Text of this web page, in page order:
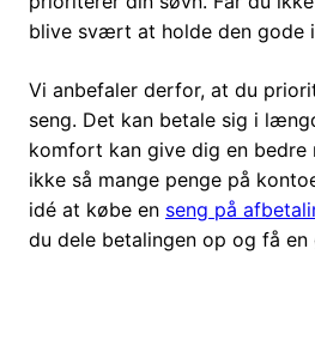
blive svært at holde den gode
Vi anbefaler derfor, at du
seng. Det kan betale sig i
komfort kan give dig en bedre
ikke så mange penge på
idé at købe en seng på
du dele betalingen op og få